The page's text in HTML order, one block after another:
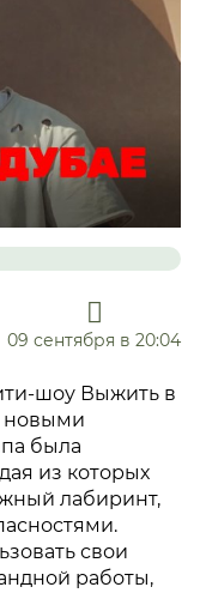
09 сентября в 20:04
шоу Выжить в
новыми
была
из которых
лабиринт,
свои
работы,